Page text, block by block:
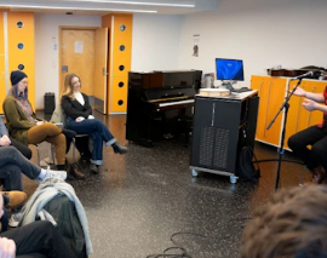
og arrangementer